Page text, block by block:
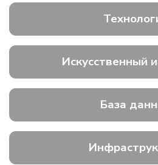
Искусственный
База